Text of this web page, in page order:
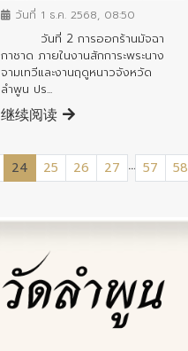
วันที่ 1 ธ.ค. 2568, 08:50
วันที่ 2 การออกร้านมัจฉา
กาชาด ภายในงานสักการะพระนาง
จามเทวีและงานฤดูหนาวจังหวัด
ลำพูน ปร...
继续阅读
24 (current)
25 26 27 ... 57 58